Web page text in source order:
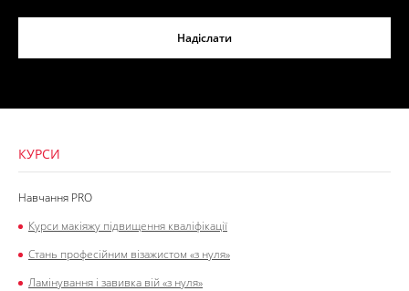
Надіслати
КУРСИ
Навчання PRO
Курси макіяжу підвищення кваліфікації
Стань професійним візажистом «з нуля»
Ламінування і завивка вій «з нуля»